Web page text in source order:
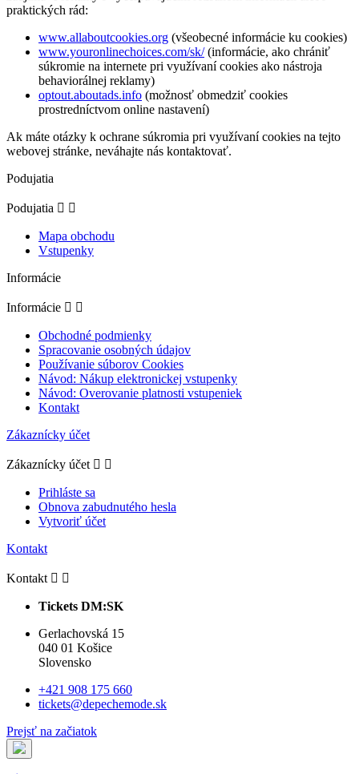
praktických rád:
www.allaboutcookies.org (všeobecné informácie ku cookies)
www.youronlinechoices.com/sk/(informácie, ako chrániť
súkromie na internete pri využívaní cookies ako nástroja
behaviorálnej reklamy)
optout.aboutads.info (možnosť obmedziť cookies
prostredníctvom online nastavení)
Ak máte otázky k ochrane súkromia pri využívaní cookies na tejto
webovej stránke, neváhajte nás kontaktovať.
Podujatia
Podujatia  
Mapa obchodu
Vstupenky
Informácie
Informácie  
Obchodné podmienky
Spracovanie osobných údajov
Používanie súborov Cookies
Návod: Nákup elektronickej vstupenky
Návod: Overovanie platnosti vstupeniek
Kontakt
Zákaznícky účet
Zákaznícky účet  
Prihláste sa
Obnova zabudnutého hesla
Vytvoriť účet
Kontakt
Kontakt  
Tickets DM:SK
Gerlachovská 15
040 01 Košice
Slovensko
+421 908 175 660
tickets@depechemode.sk
Prejsť na začiatok